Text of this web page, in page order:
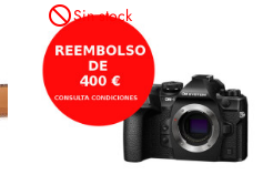
not_interestedSin stock